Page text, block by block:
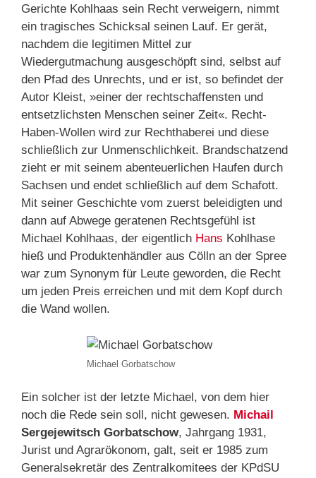
Gerichte Kohlhaas sein Recht verweigern, nimmt
ein tragisches Schicksal seinen Lauf. Er gerät,
nachdem die legitimen Mittel zur
Wiedergutmachung ausgeschöpft sind, selbst auf
den Pfad des Unrechts, und er ist, so befindet der
Autor Kleist, »einer der rechtschaffensten und
entsetzlichsten Menschen seiner Zeit«. Recht-
Haben-Wollen wird zur Rechthaberei und diese
schließlich zur Unmenschlichkeit. Brandschatzend
zieht er mit seinem abenteuerlichen Haufen durch
Sachsen und endet schließlich auf dem Schafott.
Mit seiner Geschichte vom zuerst beleidigten und
dann auf Abwege geratenen Rechtsgefühl ist
Michael Kohlhaas, der eigentlich Hans Kohlhase
hieß und Produktenhändler aus Cölln an der Spree
war zum Synonym für Leute geworden, die Recht
um jeden Preis erreichen und mit dem Kopf durch
die Wand wollen.
Michael Gorbatschow
Ein solcher ist der letzte Michael, von dem hier
noch die Rede sein soll, nicht gewesen. Michail
Sergejewitsch Gorbatschow, Jahrgang 1931,
Jurist und Agrarökonom, galt, seit er 1985 zum
Generalsekretär des Zentralkomitees der KPdSU